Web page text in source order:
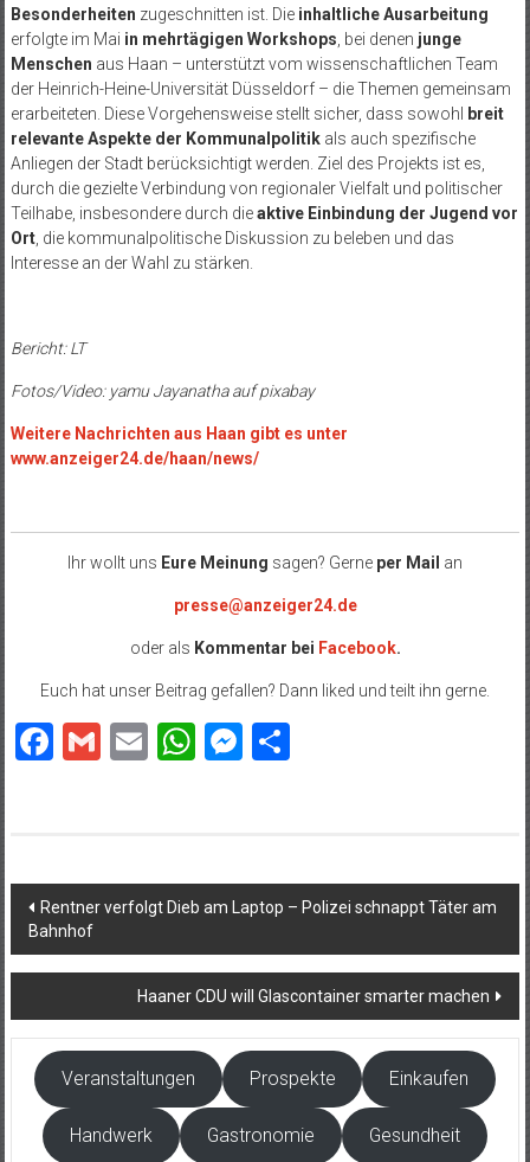
Besonderheiten zugeschnitten ist. Die inhaltliche Ausarbeitung
erfolgte im Mai in mehrtägigen Workshops , bei denen junge
Menschen aus Haan – unterstützt vom wissenschaftlichen Team
der Heinrich-Heine-Universität Düsseldorf – die Themen gemeinsam
erarbeiteten. Diese Vorgehensweise stellt sicher, dass sowohl
breit
relevante Aspekte der Kommunalpolitikals auch spezifische
Anliegen der Stadt berücksichtigt werden. Ziel des Projekts ist es,
durch die gezielte Verbindung von regionaler Vielfalt und politischer
Teilhabe, insbesondere durch dieaktive Einbindung der Jugend vor
Ort, die kommunalpolitische Diskussion zu beleben und das
Interesse an der Wahl zu stärken.
Bericht: LT
Fotos/Video: yamu Jayanatha auf pixabay
Weitere Nachrichten aus Haan gibt es unter
www.anzeiger24.de/haan/news/
Ihr wollt uns Eure Meinung sagen? Gerne per Mail an
presse@anzeiger24.de
oder als Kommentar bei Facebook.
Euch hat unser Beitrag gefallen? Dann liked und teilt ihn gerne.
Facebook
Gmail
EmailWhatsApp
Messenger
Teilen
Beitragsnavigation
Rentner verfolgt Dieb am Laptop – Polizei schnappt Täter am
Bahnhof
Haaner CDU will Glascontainer smarter machen
Veranstaltungen Prospekte Einkaufen
Handwerk Gastronomie Gesundheit